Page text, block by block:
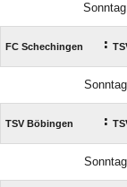
FC Schechingen :
TSV Böbingen :